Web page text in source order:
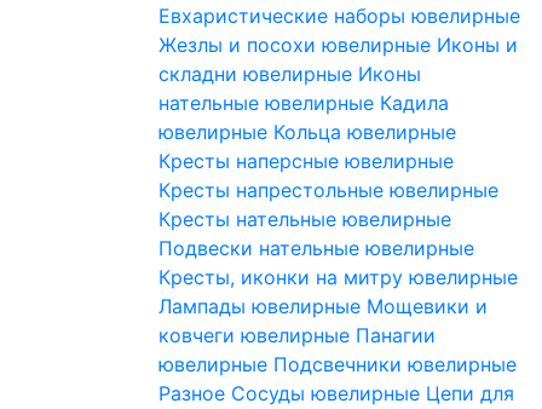
Евхаристические наборы ювелирные
Жезлы и посохи ювелирные Иконы и
складни ювелирные Иконы
нательные ювелирные Кадила
ювелирные Кольца ювелирные
Кресты наперсные ювелирные
Кресты напрестольные ювелирные
Кресты нательные ювелирные
Подвески нательные ювелирные
Кресты, иконки на митру ювелирные
Лампады ювелирные Мощевики и
ковчеги ювелирные Панагии
ювелирные Подсвечники ювелирные
Разное Сосуды ювелирные Цепи для